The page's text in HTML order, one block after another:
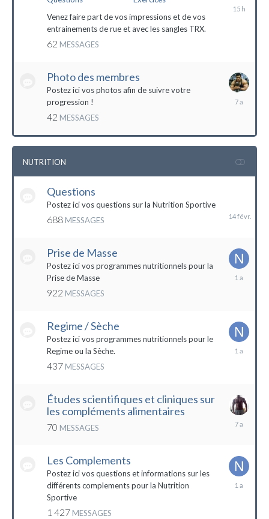
Venez faire part de vos impressions et de vos
entrainements de rue et avec les sangles TRX.
62 MESSAGES
Photo des membres
Postez ici vos photos afin de suivre votre
progression !
42 MESSAGES
18
NUTRITION
Questions
Postez ici vos questions sur la Nutrition Sportive
688 MESSAGES
Prise de Masse
Postez ici vos programmes nutritionnels pour la
Prise de Masse
922 MESSAGES
19
Regime / Sèche
Postez ici vos programmes nutritionnels pour le
Regime ou la Sèche.
437 MESSAGES
18
Études scientifiques et cliniques sur
les compléments alimentaires
70 MESSAGES
18
Les Complements
Postez ici vos questions et informations sur les
différents complements pour la Nutrition
Sportive
1 427 MESSAGES